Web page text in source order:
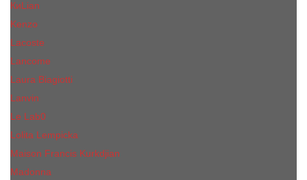
КиLian
Kenzo
Lacoste
Lancome
Laura Biagiotti
Lanvin
Lе Lab0
Lolita Lempicka
Maison Francis Kurkdjian
Madonna